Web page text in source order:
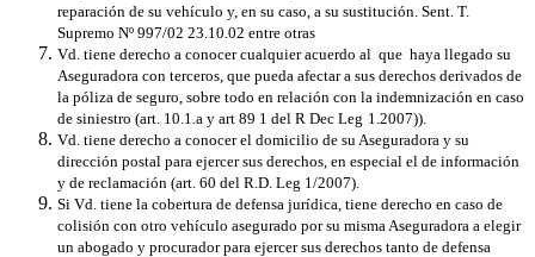
reparación de su vehículo y, en su caso, a su sustitución. Sent. T.
Supremo Nº 997/02 23.10.02 entre otras
Vd. tiene derecho a conocer cualquier acuerdo al que haya llegado su
Aseguradora con terceros, que pueda afectar a sus derechos derivados de
la póliza de seguro, sobre todo en relación con la indemnización en caso
de siniestro (art. 10.1.a y art 89 1 del R Dec Leg 1.2007)).
Vd. tiene derecho a conocer el domicilio de su Aseguradora y su
dirección postal para ejercer sus derechos, en especial el de información
y de reclamación (art. 60 del R.D. Leg 1/2007).
Si Vd. tiene la cobertura de defensa jurídica, tiene derecho en caso de
colisión con otro vehículo asegurado por su misma Aseguradora a elegir
un abogado y procurador para ejercer sus derechos tanto de defensa